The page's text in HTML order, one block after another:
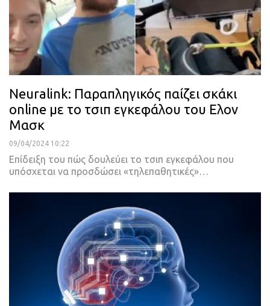
Neuralink: Παραπληγικός παίζει σκάκι
online με το τσιπ εγκεφάλου του Ελον
Μασκ
09/04/2024 10:22
Επίδειξη του πώς δουλεύει το τσιπ εγκεφάλου που
υπόσχεται να προσδώσει «τηλεπαθητικές»…